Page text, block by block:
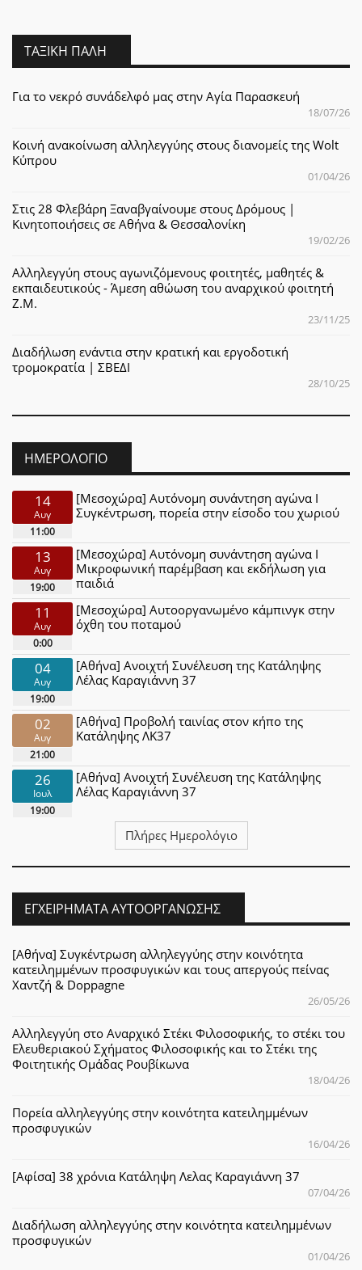
ΤΑΞΙΚΉ ΠΆΛΗ
Για το νεκρό συνάδελφό μας στην Αγία Παρασκευή
18/07/26
Κοινή ανακοίνωση αλληλεγγύης στους διανομείς της Wolt
Κύπρου
01/04/26
Στις 28 Φλεβάρη Ξαναβγαίνουμε στους Δρόμους |
Κινητοποιήσεις σε Αθήνα & Θεσσαλονίκη
19/02/26
Αλληλεγγύη στους αγωνιζόμενους φοιτητές, μαθητές &
εκπαιδευτικούς - Άμεση αθώωση του αναρχικού φοιτητή
Ζ.Μ.
23/11/25
Διαδήλωση ενάντια στην κρατική και εργοδοτική
τρομοκρατία | ΣΒΕΔΙ
28/10/25
ΗΜΕΡΟΛΌΓΙΟ
14
Αυγ
11:00
[Μεσοχώρα] Αυτόνομη συνάντηση αγώνα Ι
Συγκέντρωση, πορεία στην είσοδο του χωριού
13
Αυγ
19:00
[Μεσοχώρα] Αυτόνομη συνάντηση αγώνα Ι
Μικροφωνική παρέμβαση και εκδήλωση για
παιδιά
11
Αυγ
0:00
[Μεσοχώρα] Αυτοοργανωμένο κάμπινγκ στην
όχθη του ποταμού
04
Αυγ
19:00
[Αθήνα] Ανοιχτή Συνέλευση της Κατάληψης
Λέλας Καραγιάννη 37
02
Αυγ
21:00
[Αθήνα] Προβολή ταινίας στον κήπο της
Κατάληψης ΛΚ37
26
Ιουλ
19:00
[Αθήνα] Ανοιχτή Συνέλευση της Κατάληψης
Λέλας Καραγιάννη 37
Πλήρες Ημερολόγιο
ΕΓΧΕΙΡΉΜΑΤΑ ΑΥΤΟΟΡΓΆΝΩΣΗΣ
[Αθήνα] Συγκέντρωση αλληλεγγύης στην κοινότητα
κατειλημμένων προσφυγικών και τους απεργούς πείνας
Χαντζή & Doppagne
26/05/26
Αλληλεγγύη στο Αναρχικό Στέκι Φιλοσοφικής, το στέκι του
Ελευθεριακού Σχήματος Φιλοσοφικής και το Στέκι της
Φοιτητικής Ομάδας Ρουβίκωνα
18/04/26
Πορεία αλληλεγγύης στην κοινότητα κατειλημμένων
προσφυγικών
16/04/26
[Αφίσα] 38 χρόνια Κατάληψη Λελας Καραγιάννη 37
07/04/26
Διαδήλωση αλληλεγγύης στην κοινότητα κατειλημμένων
προσφυγικών
01/04/26